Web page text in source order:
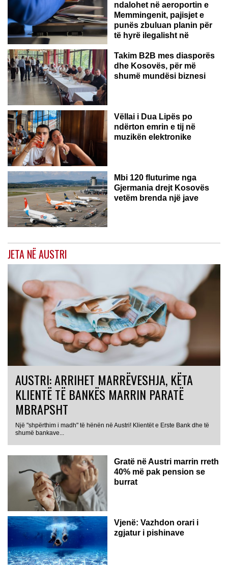
ndalohet në aeroportin e
Memmingenit, pajisjet e
punës zbuluan planin për
të hyrë ilegalisht në
Takim B2B mes diasporës
dhe Kosovës, për më
shumë mundësi biznesi
Vëllai i Dua Lipës po
ndërton emrin e tij në
muzikën elektronike
GJERMANI
Mbi 120 fluturime nga
Gjermania drejt Kosovës
vetëm brenda një jave
JETA NË AUSTRI
AUSTRI: ARRIHET MARRËVESHJA, KËTA
KLIENTË TË BANKËS MARRIN PARATË
MBRAPSHT
Një "shpërthim i madh" të hënën në Austri! Klientët e Erste Bank dhe të
shumë bankave...
Gratë në Austri marrin rreth
40% më pak pension se
burrat
Vjenë: Vazhdon orari i
zgjatur i pishinave